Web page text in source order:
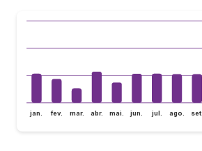
jan. fev. mar. abr. mai. jun. jul. ago. set.